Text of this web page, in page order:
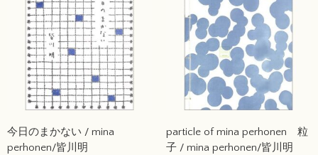
今日のまかない / mina
perhonen/皆川明
particle of mina perhonen 粒
子 / mina perhonen/皆川明